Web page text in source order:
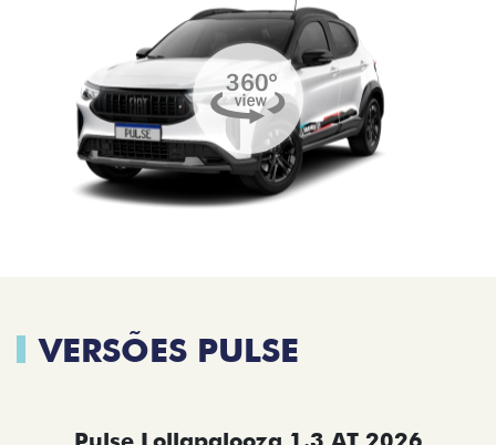
VERSÕES PULSE